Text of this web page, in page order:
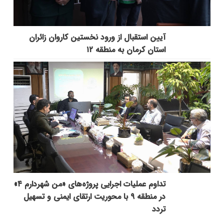
آیین استقبال از ورود نخستین کاروان زائران
استان کرمان به منطقه ۱۲
تداوم عملیات اجرایی پروژه‌های «من شهردارم ۴»
در منطقه ۹ با محوریت ارتقای ایمنی و تسهیل
تردد